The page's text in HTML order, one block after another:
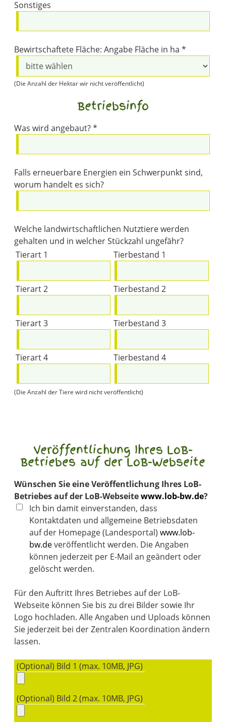
Sonstiges
Bewirtschaftete Fläche: Angabe Fläche in ha *
(Die Anzahl der Hektar wir nicht veröffentlicht)
Betriebsinfo
Was wird angebaut? *
Falls erneuerbare Energien ein Schwerpunkt sind,
worum handelt es sich?
Welche landwirtschaftlichen Nutztiere werden
gehalten und in welcher Stückzahl ungefähr?
Tierart 1
Tierbestand 1
Tierart 2 Tierbestand 2
Tierart 3 Tierbestand 3
Tierart 4 Tierbestand 4
(Die Anzahl der Tiere wird nicht veröffentlicht)
Veröffentlichung Ihres LoB-
Betriebes auf der LoB-Webseite
Wünschen Sie eine Veröffentlichung Ihres LoB-
Betriebes auf der LoB-Webseitewww.lob-bw.de?
Ich bin damit einverstanden, dass
Kontaktdaten und allgemeine Betriebsdaten
auf der Homepage (Landesportal)www.lob-
bw.deveröffentlicht werden. Die Angaben
können jederzeit per E-Mail an geändert oder
gelöscht werden.
Für den Auftritt Ihres Betriebes auf der LoB-
Webseite können Sie bis zu drei Bilder sowie Ihr
Logo hochladen. Alle Angaben und Uploads können
Sie jederzeit bei der Zentralen Koordination ändern
lassen.
(Optional) Bild 1 (max. 10MB, JPG)
(Optional) Bild 2 (max. 10MB, JPG)